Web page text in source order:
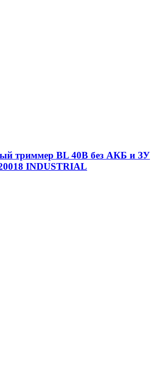
триммер BL 40В без АКБ и ЗУ
INDUSTRIAL